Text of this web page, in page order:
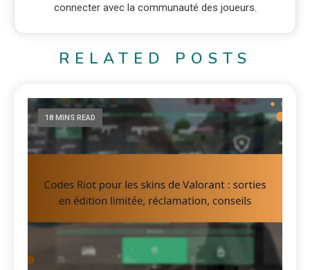
connecter avec la communauté des joueurs.
RELATED POSTS
18 MINS READ